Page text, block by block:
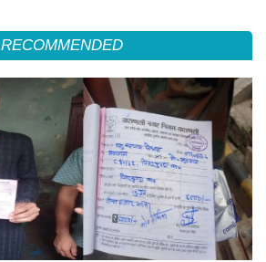
RECOMMENDED